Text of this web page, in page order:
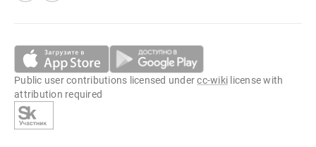
Public user contributions licensed undercc-wiki license with
attribution required